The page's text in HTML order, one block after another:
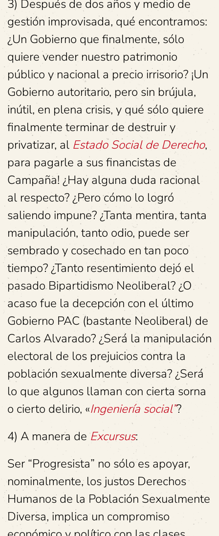
3) Después de dos años y medio de
gestión improvisada, qué encontramos:
¿Un Gobierno que finalmente, sólo
quiere vender nuestro patrimonio
público y nacional a precio irrisorio? ¡Un
Gobierno autoritario, pero sin brújula,
inútil, en plena crisis, y qué sólo quiere
finalmente terminar de destruir y
privatizar, al Estado Social de Derecho,
para pagarle a sus financistas de
Campaña! ¿Hay alguna duda racional
al respecto? ¿Pero cómo lo logró
saliendo impune? ¿Tanta mentira, tanta
manipulación, tanto odio, puede ser
sembrado y cosechado en tan poco
tiempo? ¿Tanto resentimiento dejó el
pasado Bipartidismo Neoliberal? ¿O
acaso fue la decepción con el último
Gobierno PAC (bastante Neoliberal) de
Carlos Alvarado? ¿Será la manipulación
electoral de los prejuicios contra la
población sexualmente diversa? ¿Será
lo que algunos llaman con cierta sorna
o cierto delirio, «Ingeniería social”?
4) A manera deExcursus:
Ser “Progresista” no sólo es apoyar,
nominalmente, los justos Derechos
Humanos de la Población Sexualmente
Diversa, implica un compromiso